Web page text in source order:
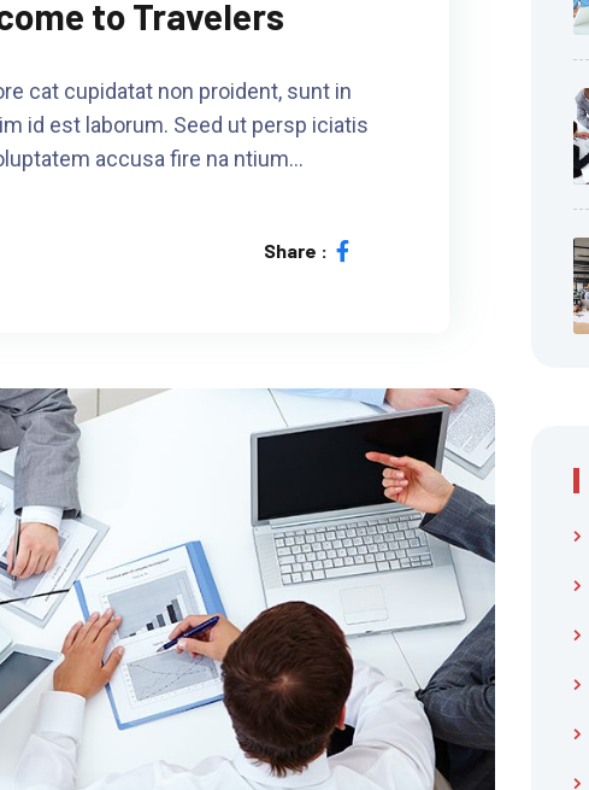
to Travelers
cat cupidatat non proident, sunt in
id est laborum. Seed ut persp iciatis
accusa fire na ntium…
Share :